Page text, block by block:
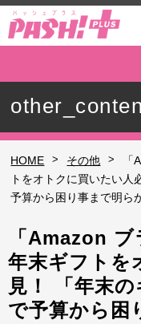
HOME > その他 >
トをオトクに買いたい
予算から困り事まで明ら
「Amazon
年末ギフトを
見！ 「年末
で予算から困